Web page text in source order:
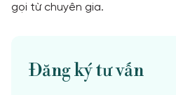
gọi từ chuyên gia.
Đăng ký tư vấn